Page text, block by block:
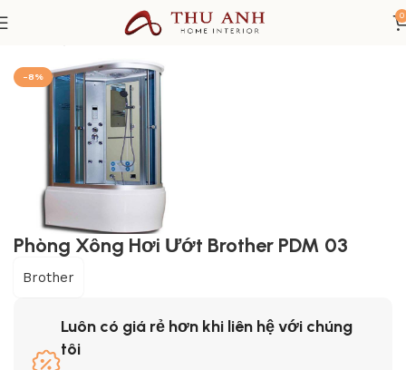
0
Thiết bị Phòng Tắm Phòng xông hơi
-8%
Phòng Xông Hơi Ướt Brother PDM 03
Brother
Luôn có giá rẻ hơn khi liên hệ với chúng
tôi